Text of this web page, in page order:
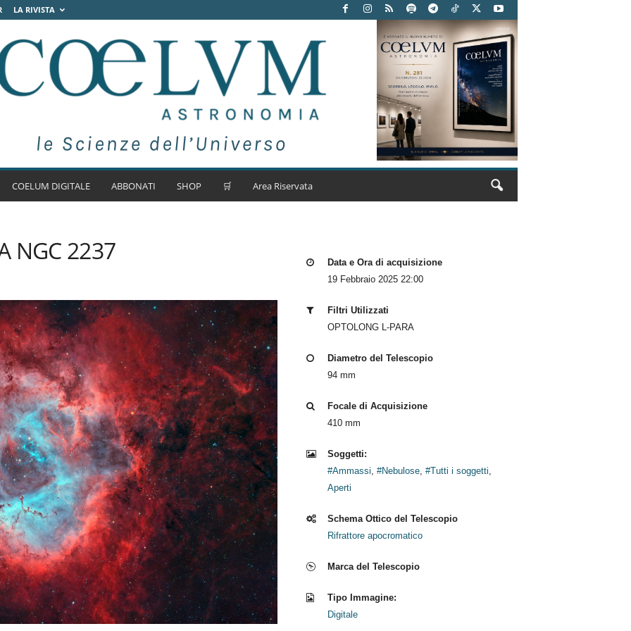
LA RIVISTA
COELUM DIGITALE ABBONATI SHOP 🛒 Area Riservata
NGC 2237
Data e Ora di acquisizione
19 Febbraio 2025 22:00
Filtri Utilizzati
OPTOLONG L-PARA
Diametro del Telescopio
94 mm
Focale di Acquisizione
410 mm
Soggetti:
#Ammassi, #Nebulose, #Tutti i soggetti,
Aperti
Schema Ottico del Telescopio
Rifrattore apocromatico
Marca del Telescopio
Tipo Immagine:
Digitale